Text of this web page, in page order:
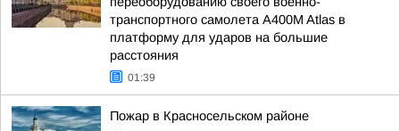
транспортного самолета A400M Atlas в
платформу для ударов на большие
расстояния
01:39
Пожар в Красносельском районе